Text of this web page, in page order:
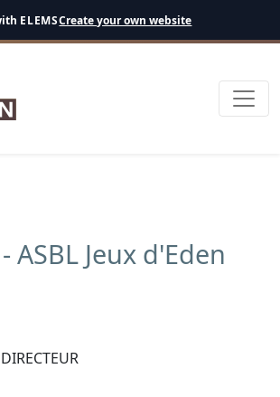
ELEMSCreate your own website
ASBL Jeux d'Eden